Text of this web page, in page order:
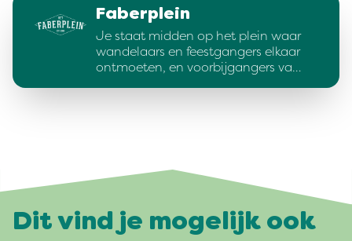
Faberplein
Je staat midden op het plein waar
wandelaars en feestgangers elkaar
ontmoeten, en voorbijgangers va…
Dit vind je mogelijk ook